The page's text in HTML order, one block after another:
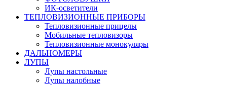
ИК-осветители
ТЕПЛОВИЗИОННЫЕ ПРИБОРЫ
Тепловизионные прицелы
Мобильные тепловизоры
Тепловизионные монокуляры
ДАЛЬНОМЕРЫ
ЛУПЫ
Лупы настольные
Лупы налобные